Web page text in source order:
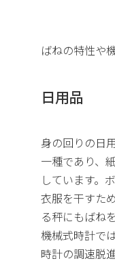
ばねの特性や
日用品
身の回りの日
一種であり、
しています。
衣服を干すた
る秤にもばね
機械式時計で
時計の調速脱